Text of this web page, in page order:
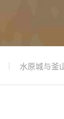
水原城与釜